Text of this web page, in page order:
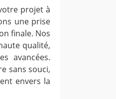
projet à
une prise
finale. Nos
qualité,
avancées.
sans souci,
envers la